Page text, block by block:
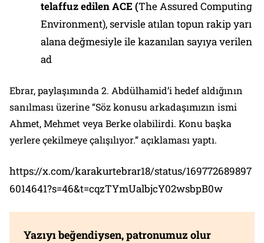
telaffuz edilen ACE (The Assured Computing
Environment), servisle atılan topun rakip yarı
alana değmesiyle ile kazanılan sayıya verilen
ad
Ebrar, paylaşımında 2. Abdülhamid’i hedef aldığının
sanılması üzerine “Söz konusu arkadaşımızın ismi
Ahmet, Mehmet veya Berke olabilirdi. Konu başka
yerlere çekilmeye çalışılıyor.” açıklaması yaptı.
https://x.com/karakurtebrar18/status/169772689897
6014641?s=46&t=cqzTYmUalbjcY02wsbpB0w
Yazıyı beğendiysen, patronumuz olur